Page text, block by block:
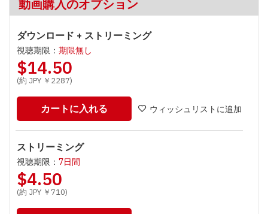
動画購入のオプション
ダウンロード + ストリーミング
視聴期限： 期限無し
$14.50
(約 JPY ￥2287)
カートに入れる ウィッシュリストに追加
ストリーミング
視聴期限： 7日間
$4.50
(約 JPY ￥710)